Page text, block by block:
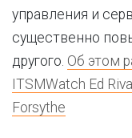
управления и
существенно
другого. Об этом
ITSMWatch Ed
Forsythe